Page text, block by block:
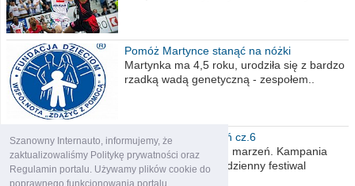
Szanowny Internauto, informujemy, że
zaktualizowaliśmy Politykę prywatności oraz
Regulamin portalu. Używamy plików cookie do
poprawnego funkcjonowania portalu.
Pomóż Martynce stanąć na nóżki
Martynka ma 4,5 roku, urodziła się z bardzo
rzadką wadą genetyczną - zespołem..
Polska moich marzeń cz.6
Nadszedł kres moich marzeń. Kampania
wyborcza czyli niecodzienny festiwal
obietnic,..